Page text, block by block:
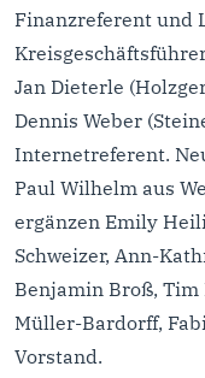
Finanzreferent und
Jan Dieterle
Dennis Weber
Internetreferent.
Paul Wilhelm aus
ergänzen Emily
Schweizer, Ann-
Benjamin Broß,
Müller-Bardorff,
Vorstand.